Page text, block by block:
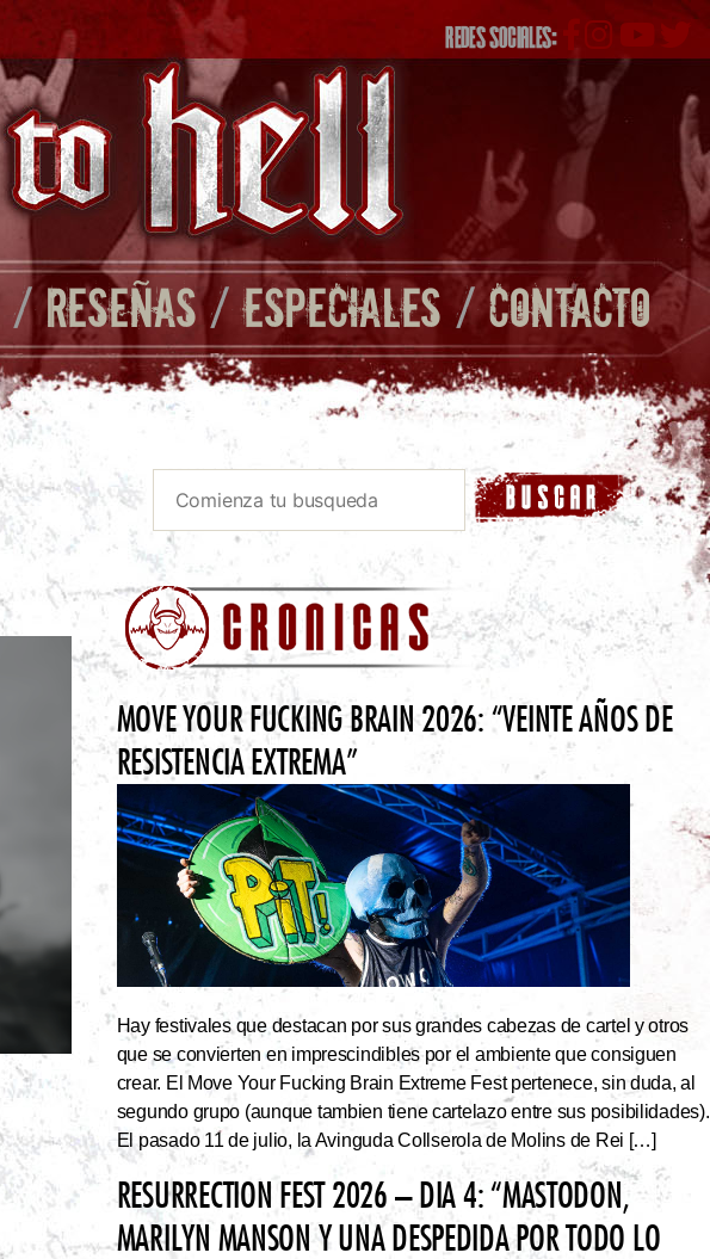
REDES SOCIALES:
/RESEÑAS/ESPECIALES /CONTACTO
MOVE YOUR FUCKING BRAIN 2026: “VEINTE AÑOS DE
RESISTENCIA EXTREMA”
Hay festivales que destacan por sus grandes cabezas de cartel y otros
que se convierten en imprescindibles por el ambiente que consiguen
crear. El Move Your Fucking Brain Extreme Fest pertenece, sin duda, al
segundo grupo (aunque tambien tiene cartelazo entre sus posibilidades).
El pasado 11 de julio, la Avinguda Collserola de Molins de Rei […]
RESURRECTION FEST 2026 – DIA 4: “MASTODON,
MARILYN MANSON Y UNA DESPEDIDA POR TODO LO